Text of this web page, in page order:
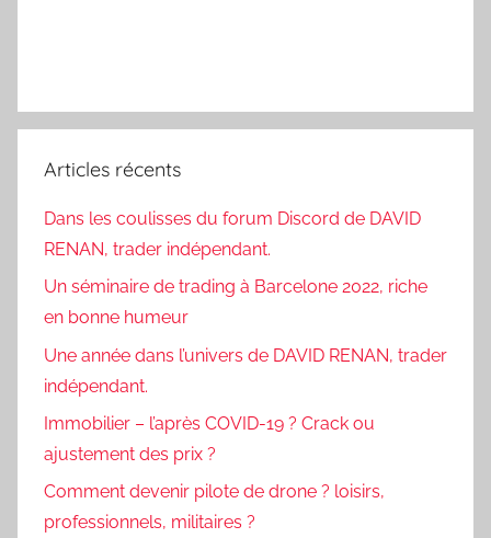
Articles récents
Dans les coulisses du forum Discord de DAVID
RENAN, trader indépendant.
Un séminaire de trading à Barcelone 2022, riche
en bonne humeur
Une année dans l’univers de DAVID RENAN, trader
indépendant.
Immobilier – l’après COVID-19 ? Crack ou
ajustement des prix ?
Comment devenir pilote de drone ? loisirs,
professionnels, militaires ?